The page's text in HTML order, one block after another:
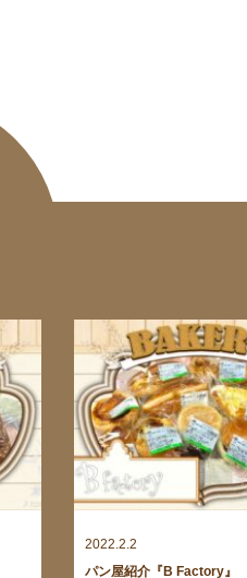
2022.2.2
パン屋紹介『B Factory』